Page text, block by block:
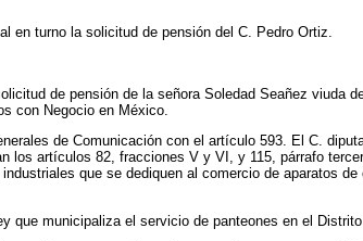
en turno la solicitud de pensión del C. Pedro Ortiz.
de pensión de la señora Soledad Seañez viuda
con Negocio en México.
de Comunicación con el artículo 593. El C.
los artículos 82, fracciones V y VI, y 115, párrafo
que se dediquen al comercio de aparatos
que municipaliza el servicio de panteones en el